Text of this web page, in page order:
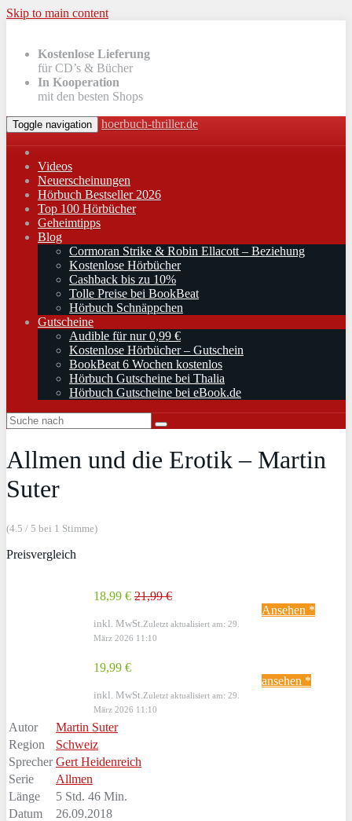
Skip to main content
Kostenlose Lieferung
für CD’s & Bücher
In Kooperation
mit den besten Shops
Toggle navigation hoerbuch-thriller.de
Videos
Neuerscheinungen
Hörbuch Bestseller 2026
Top 100 Hörbücher
Geheimtipps
Blog
Cormoran Strike & Robin Ellacott – Beziehung
Kostenlose Hörbücher
Cashback bis zu 10%
Tolle Preise bei BookBeat
Hörbuch Schnäppchen
Gutscheine
Audible für nur 0,99 €
Kostenlose Hörbücher – Gutschein
BookBeat 6 Wochen kostenlos
Hörbuch Gutscheine bei Thalia
Hörbuch Gutscheine bei eBook.de
Allmen und die Erotik – Martin
Suter
(4.5 / 5 bei 1 Stimme)
Preisvergleich
18,99 € 21,99 €
inkl. MwSt. Zuletzt aktualisiert am: 29.
März 2026 11:10
Ansehen *
19,99 €
inkl. MwSt. Zuletzt aktualisiert am: 29.
März 2026 11:10
ansehen *
Autor
Martin Suter
Region
Schweiz
Sprecher Gert Heidenreich
Serie
Allmen
Länge
5 Std. 46 Min.
Datum
26.09.2018